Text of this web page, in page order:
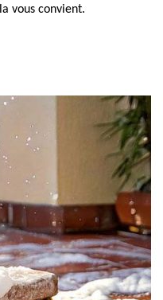
vous convient.